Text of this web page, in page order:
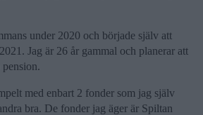
under 2020 och började själv att
Jag är 26 år gammal och planerar att
med enbart 2 fonder som jag själv
bra. De fonder jag äger är Spiltan